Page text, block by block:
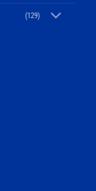
(129)